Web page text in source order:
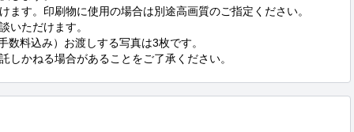
ます。印刷物に使用の場合は別途高画質のご指定ください。
いただけます。
料込み）お渡しする写真は3枚です。
しかねる場合があることをご了承ください。